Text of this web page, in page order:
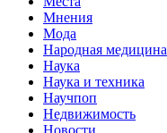
Мнения
Мода
Народная медицина
Наука
Наука и техника
Научпоп
Недвижимость
Новости